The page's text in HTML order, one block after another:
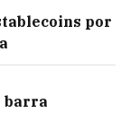
por
barra